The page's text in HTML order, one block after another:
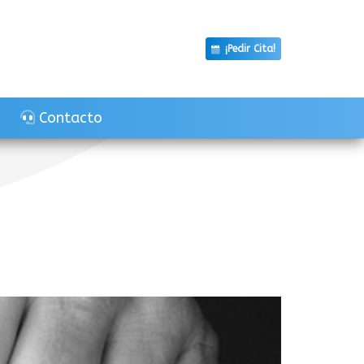
¡Pedir Cita!
Contacto